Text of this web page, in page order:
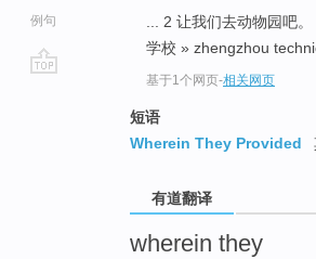
例句
... 2 让我们去动物园吧
学校 » zhengzhou
基于1个网页-相关网页
短语
Wherein They Provided
有道翻译
wherein they